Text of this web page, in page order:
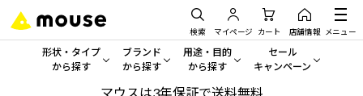
検索 マイページ カート 店舗情報 メニュー
形状・タイプ
から探す
ブランド
から探す
用途・目的
から探す
セール
キャンペーン
マウスは3年保証で送料無料